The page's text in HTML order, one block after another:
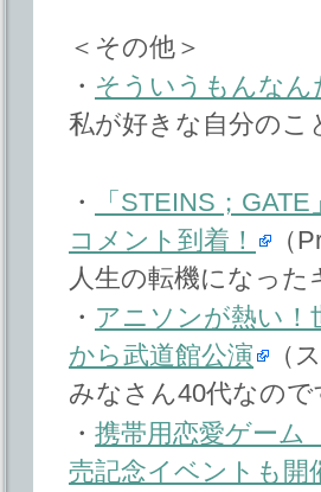
＜その他＞
・ そういうもんなん
私が好きな自分の
・
「STEINS；
コメント到着！
（
人生の転機になった
・ アニソンが熱い！
から武道館公演
（
みなさん40代なので
・ 携帯用恋愛ゲーム
売記念イベントも開